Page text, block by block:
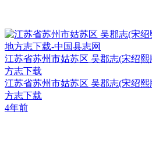
江苏省苏州市姑苏区 吴郡志(宋绍
方志下载
江苏省苏州市姑苏区 吴郡志(宋绍
方志下载
4年前